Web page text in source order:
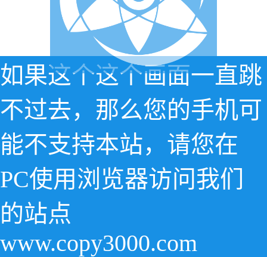
如果这个这个画面一直跳
不过去，那么您的手机可
能不支持本站，请您在
PC使用浏览器访问我们
的站点
www.copy3000.com